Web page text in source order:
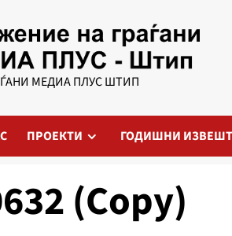
МЕДИА ПЛУС ШТИП
ПРОЕКТИ ГОДИШНИ
(Copy)